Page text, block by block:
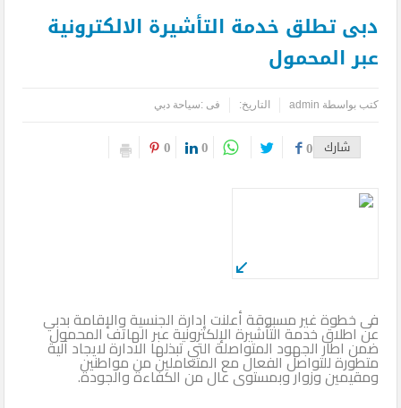
دبى تطلق خدمة التأشيرة الالكترونية
عبر المحمول
كتب بواسطة admin التاريخ: فى :سياحة دبي
شارك 0
0
0
فى خطوة غير مسبوقة أعلنت إدارة الجنسية والإقامة بدبي
عن اطلاق خدمة التأشيرة الإلكترونية عبر الهاتف المحمول
ضمن اطار الجهود المتواصلة التي تبذلها الادارة لايجاد آلية
متطورة للتواصل الفعال مع المتعاملين من مواطنين
ومقيمين وزوار وبمستوى عال من الكفاءة والجودة.